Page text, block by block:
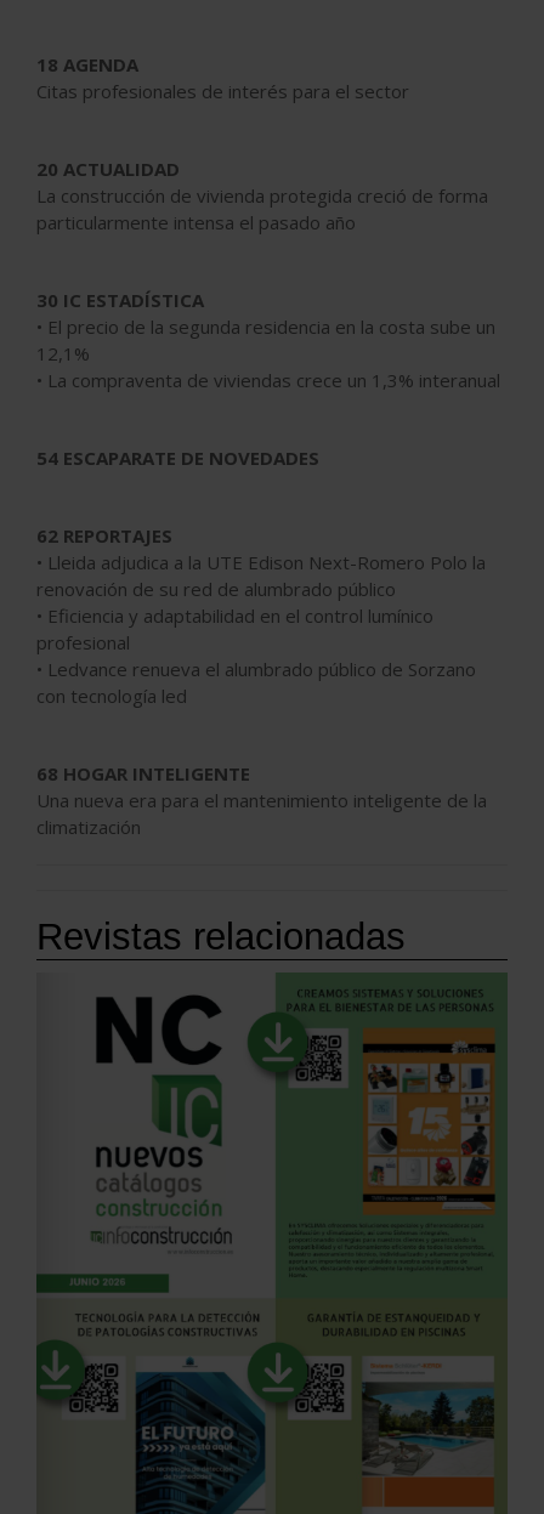
18 AGENDA
Citas profesionales de interés para el sector
20 ACTUALIDAD
La construcción de vivienda protegida creció de forma
particularmente intensa el pasado año
30 IC ESTADÍSTICA
• El precio de la segunda residencia en la costa sube un
12,1%
• La compraventa de viviendas crece un 1,3% interanual
54 ESCAPARATE DE NOVEDADES
62 REPORTAJES
• Lleida adjudica a la UTE Edison Next-Romero Polo la
renovación de su red de alumbrado público
• Eficiencia y adaptabilidad en el control lumínico
profesional
• Ledvance renueva el alumbrado público de Sorzano
con tecnología led
68 HOGAR INTELIGENTE
Una nueva era para el mantenimiento inteligente de la
climatización
Revistas relacionadas